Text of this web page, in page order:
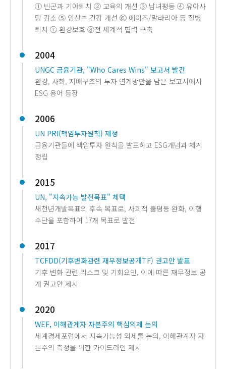
① 빈곤과 기아퇴치 ② 교육의 개선 ③ 남녀평등 ④ 유아사
망 감소 ⑤ 임산부 건강 개선 ⑥ 에이즈/말라리아 등 질병
퇴치 ⑦ 환경보호 ⑧전 세계적 협력 구축
2004
UNGC 금융기관, "Who Cares Wins" 보고서 발간
환경, 사회, 지배구조의 투자 연계방안을 담은 보고서에서
ESG 용어 등장
2006
UN PRI(책임투자원칙) 제정
금융기관들에 책임투자 원칙을 발표하고 ESG개념과 체계
정립
2015
UN, "지속가능 발전목표" 체택
새천년개발목표의 후속 목표로, 사회적 불평등 완화, 이행
수단을 포함하여 17개 목표로 발전
2017
TCFDD(기후변화관련 재무정보공개TF) 권고안 발표
기후 변화 관련 리스크 및 기회요인, 이에 따른 재무정보 공
개 권고안 제시
2020
WEF, 이해관계자 자본주의 핵심의제 논의
세계경제포럼에서 지속가능성 외제를 논의, 이해관계자 자
본주의 측정을 위한 가이드라인 제시